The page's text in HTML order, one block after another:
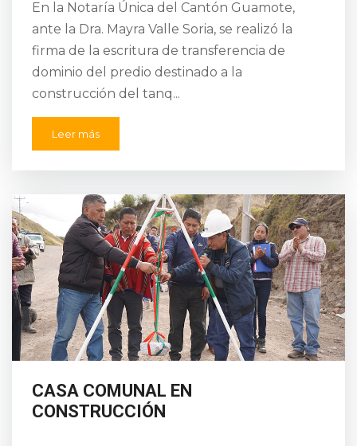
En la Notaría Única del Cantón Guamote,
ante la Dra. Mayra Valle Soria, se realizó la
firma de la escritura de transferencia de
dominio del predio destinado a la
construcción del tanq...
Leer más
CASA COMUNAL EN
CONSTRUCCIÓN